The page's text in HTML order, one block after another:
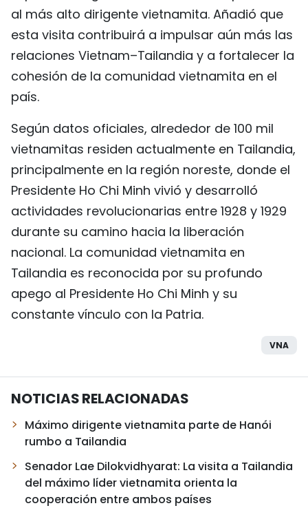
al más alto dirigente vietnamita. Añadió que
esta visita contribuirá a impulsar aún más las
relaciones Vietnam–Tailandia y a fortalecer la
cohesión de la comunidad vietnamita en el
país.
Según datos oficiales, alrededor de 100 mil
vietnamitas residen actualmente en Tailandia,
principalmente en la región noreste, donde el
Presidente Ho Chi Minh vivió y desarrolló
actividades revolucionarias entre 1928 y 1929
durante su camino hacia la liberación
nacional. La comunidad vietnamita en
Tailandia es reconocida por su profundo
apego al Presidente Ho Chi Minh y su
constante vínculo con la Patria.
VNA
NOTICIAS RELACIONADAS
Máximo dirigente vietnamita parte de Hanói
rumbo a Tailandia
Senador Lae Dilokvidhyarat: La visita a Tailandia
del máximo líder vietnamita orienta la
cooperación entre ambos países